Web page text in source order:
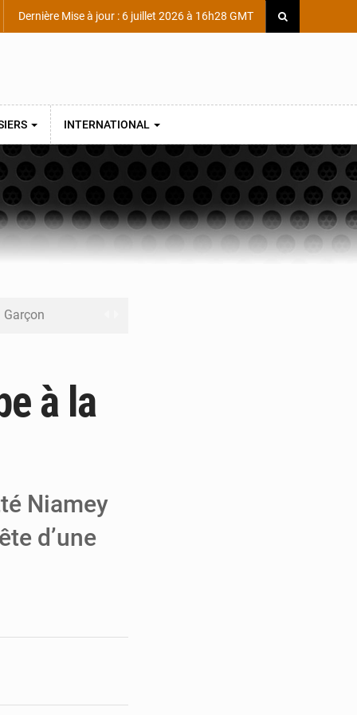
Dernière Mise à jour : 6 juillet 2026 à 16h28 GMT
INTERNATIONAL
Garçon
Refondation
par la COLDEFF
à la
Niamey
d’une